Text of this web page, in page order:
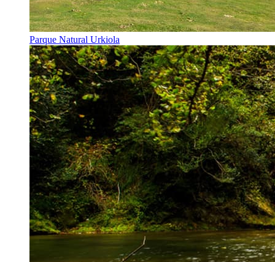
Parque Natural Urkiola